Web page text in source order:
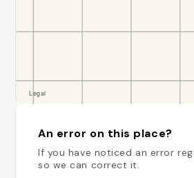
An error on this place?
If you have noticed an error
so we can correct it.